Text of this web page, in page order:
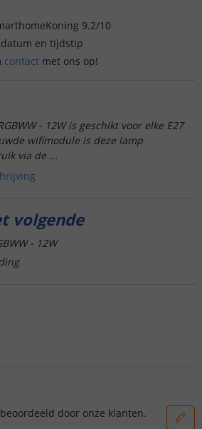
9.2/10
en tijdstip
contact met ons op!
- 12W is geschikt voor elke E27
wifimodule is deze lamp
via de ...
volgende
- 12W
door onze klanten.